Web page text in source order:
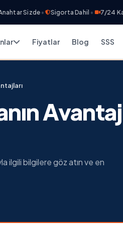
Sizde• Sigorta Dahil• 7/24 Kamera
Fiyatlar Blog SSS
ilgili bilgilere göz atın ve en